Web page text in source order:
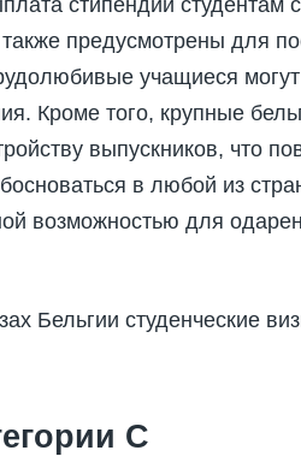
предусмотрены для
учащиеся могут
Кроме того, крупные
выпускников, что
в любой из
возможностью для
Бельгии студенческие
С